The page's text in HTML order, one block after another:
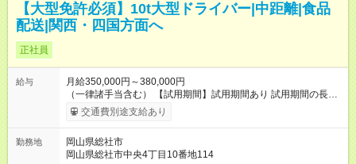
【大型免許必須】10t大型ドライバー|中距離|食品
配送|関西・四国方面へ
正社員
給与
月給350,000円～380,000円
（一律諸手当含む） 【試用期間】試用期間あり 試用期間の長
さ：3ヶ月 ※ 雇用形態と給与に、本採用時と異なる部分がありま
す。 雇用形態：本採用時と同じです。 給与：時給 1,047
は給与条件が異なります。 ・雇用形態・その他の待遇に変更は
ありません。 ・添乗指導終了後は、試用期間中であっても提示
交通費別途支給あり
勤務地
岡山県総社市
岡山県総社市中央4丁目10番地114